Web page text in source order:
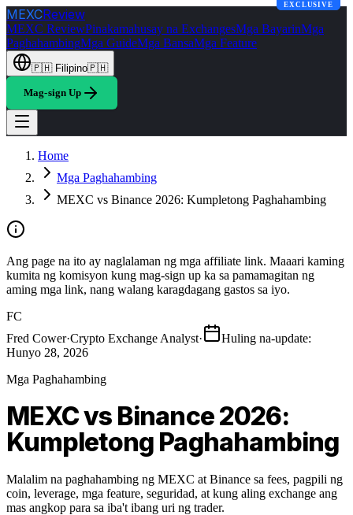
MEXCReview
MEXC ReviewPinakamahusay na ExchangesMga BayarinMga
PaghahambingMga GuideMga BansaMga Feature
🇵🇭 Filipino🇵🇭
Mag-sign Up
Home
Mga Paghahambing
MEXC vs Binance 2026: Kumpletong Paghahambing
Ang page na ito ay naglalaman ng mga affiliate link. Maaari kaming
kumita ng komisyon kung mag-sign up ka sa pamamagitan ng
aming mga link, nang walang karagdagang gastos sa iyo.
FC
Fred Cower·Crypto Exchange Analyst· Huling na-update:
Hunyo 28, 2026
Mga Paghahambing
MEXC vs Binance 2026:
Kumpletong Paghahambing
Malalim na paghahambing ng MEXC at Binance sa fees, pagpili ng
coin, leverage, mga feature, seguridad, at kung aling exchange ang
mas angkop para sa iba't ibang uri ng trader.
EXCLUSIVE
EXCLUSIVE